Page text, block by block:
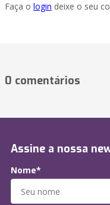
Faça o login deixe o seu
0 comentários
Assine a nossa
Nome*